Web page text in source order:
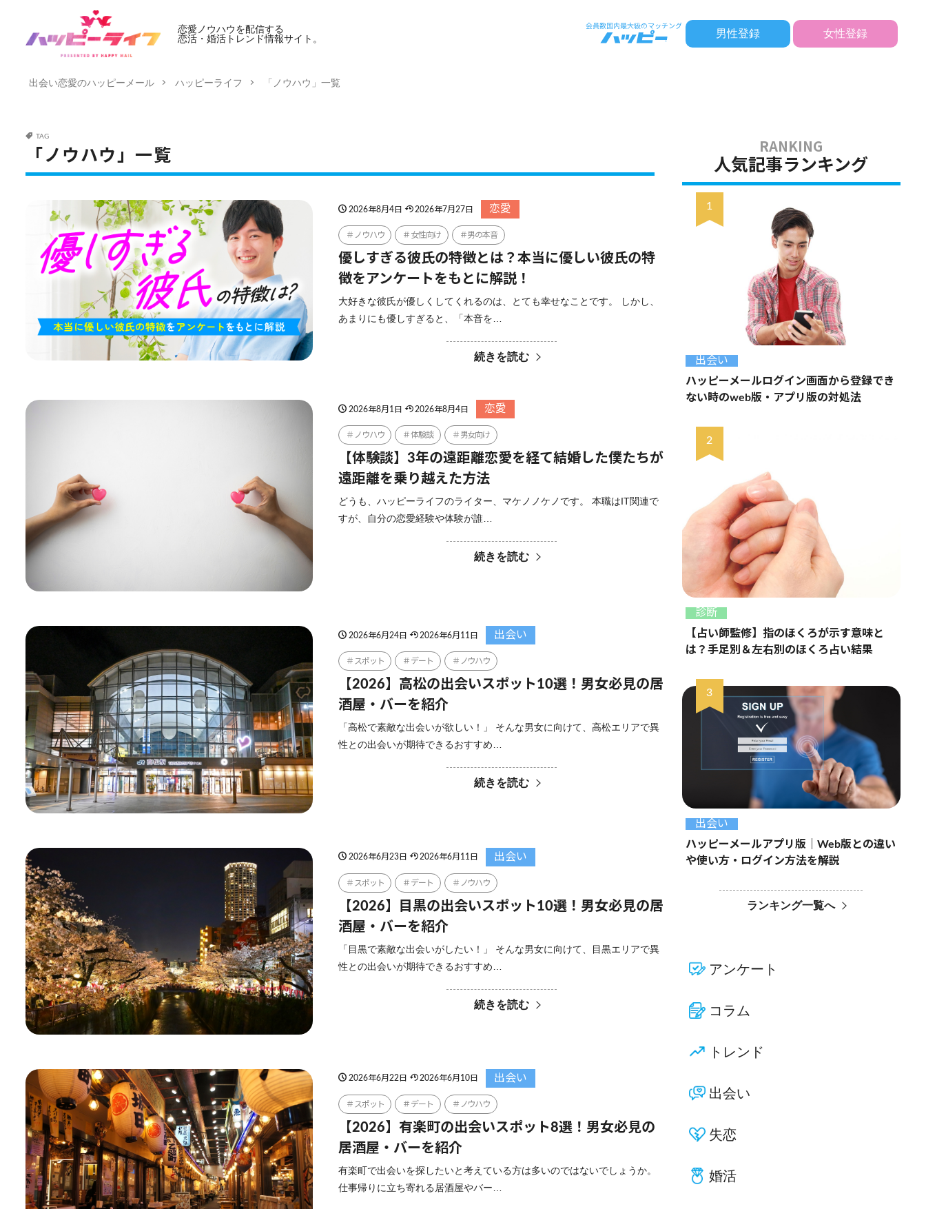
恋愛ノウハウを配信する
恋活・婚活トレンド情報サイト。
男性登録 女性登録
出会い恋愛のハッピーメール ハッピーライフ 「ノウハウ」一覧
TAG
「ノウハウ」一覧
2026年8月4日 2026年7月27日 恋愛
ノウハウ 女性向け 男の本音
優しすぎる彼氏の特徴とは？本当に優しい彼氏の特
徴をアンケートをもとに解説！
大好きな彼氏が優しくしてくれるのは、とても幸せなことです。 しかし、
あまりにも優しすぎると、「本音を…
続きを読む
2026年8月1日 2026年8月4日 恋愛
ノウハウ 体験談 男女向け
【体験談】3年の遠距離恋愛を経て結婚した僕たちが
遠距離を乗り越えた方法
どうも、ハッピーライフのライター、マケノノケノです。 本職はIT関連で
すが、自分の恋愛経験や体験が誰…
続きを読む
2026年6月24日 2026年6月11日 出会い
スポット デート ノウハウ
【2026】高松の出会いスポット10選！男女必見の居
酒屋・バーを紹介
「高松で素敵な出会いが欲しい！」 そんな男女に向けて、高松エリアで異
性との出会いが期待できるおすすめ…
続きを読む
2026年6月23日 2026年6月11日 出会い
スポット デート ノウハウ
【2026】目黒の出会いスポット10選！男女必見の居
酒屋・バーを紹介
「目黒で素敵な出会いがしたい！」 そんな男女に向けて、目黒エリアで異
性との出会いが期待できるおすすめ…
続きを読む
2026年6月22日 2026年6月10日 出会い
スポット デート ノウハウ
【2026】有楽町の出会いスポット8選！男女必見の
居酒屋・バーを紹介
有楽町で出会いを探したいと考えている方は多いのではないでしょうか。
仕事帰りに立ち寄れる居酒屋やバー…
人気記事ランキング
出会い
ハッピーメールログイン画面から登録でき
ない時のweb版・アプリ版の対処法
診断
【占い師監修】指のほくろが示す意味と
は？手足別＆左右別のほくろ占い結果
出会い
ハッピーメールアプリ版｜Web版との違い
や使い方・ログイン方法を解説
ランキング一覧へ
アンケート
コラム
トレンド
出会い
失恋
婚活